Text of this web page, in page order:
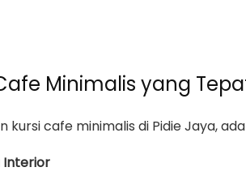
Minimalis yang
kursi cafe minimalis di Pidie Jaya,
Interior